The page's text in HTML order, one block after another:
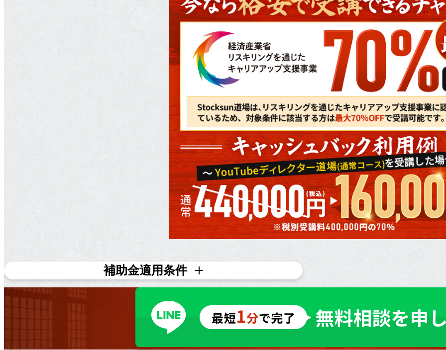
補助金適用条件
在職者であり、​雇用主の​変更を​伴う​転職を​目指している方で​あれば、​正社員、​契約・派遣社員、​パートや​アルバイトの​方な